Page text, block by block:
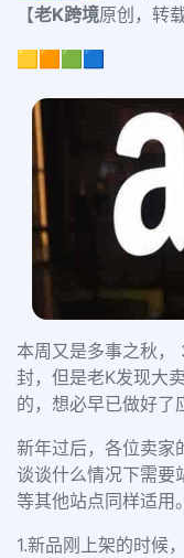
【老K跨境原创，转
🟨🟧🟩🟦
本周又是多事之秋，
封，但是老K发现大
的，想必早已做好了
新年过后，各位卖家
谈谈什么情况下需要
等其他站点同样适用。
1.新品刚上架的时候，